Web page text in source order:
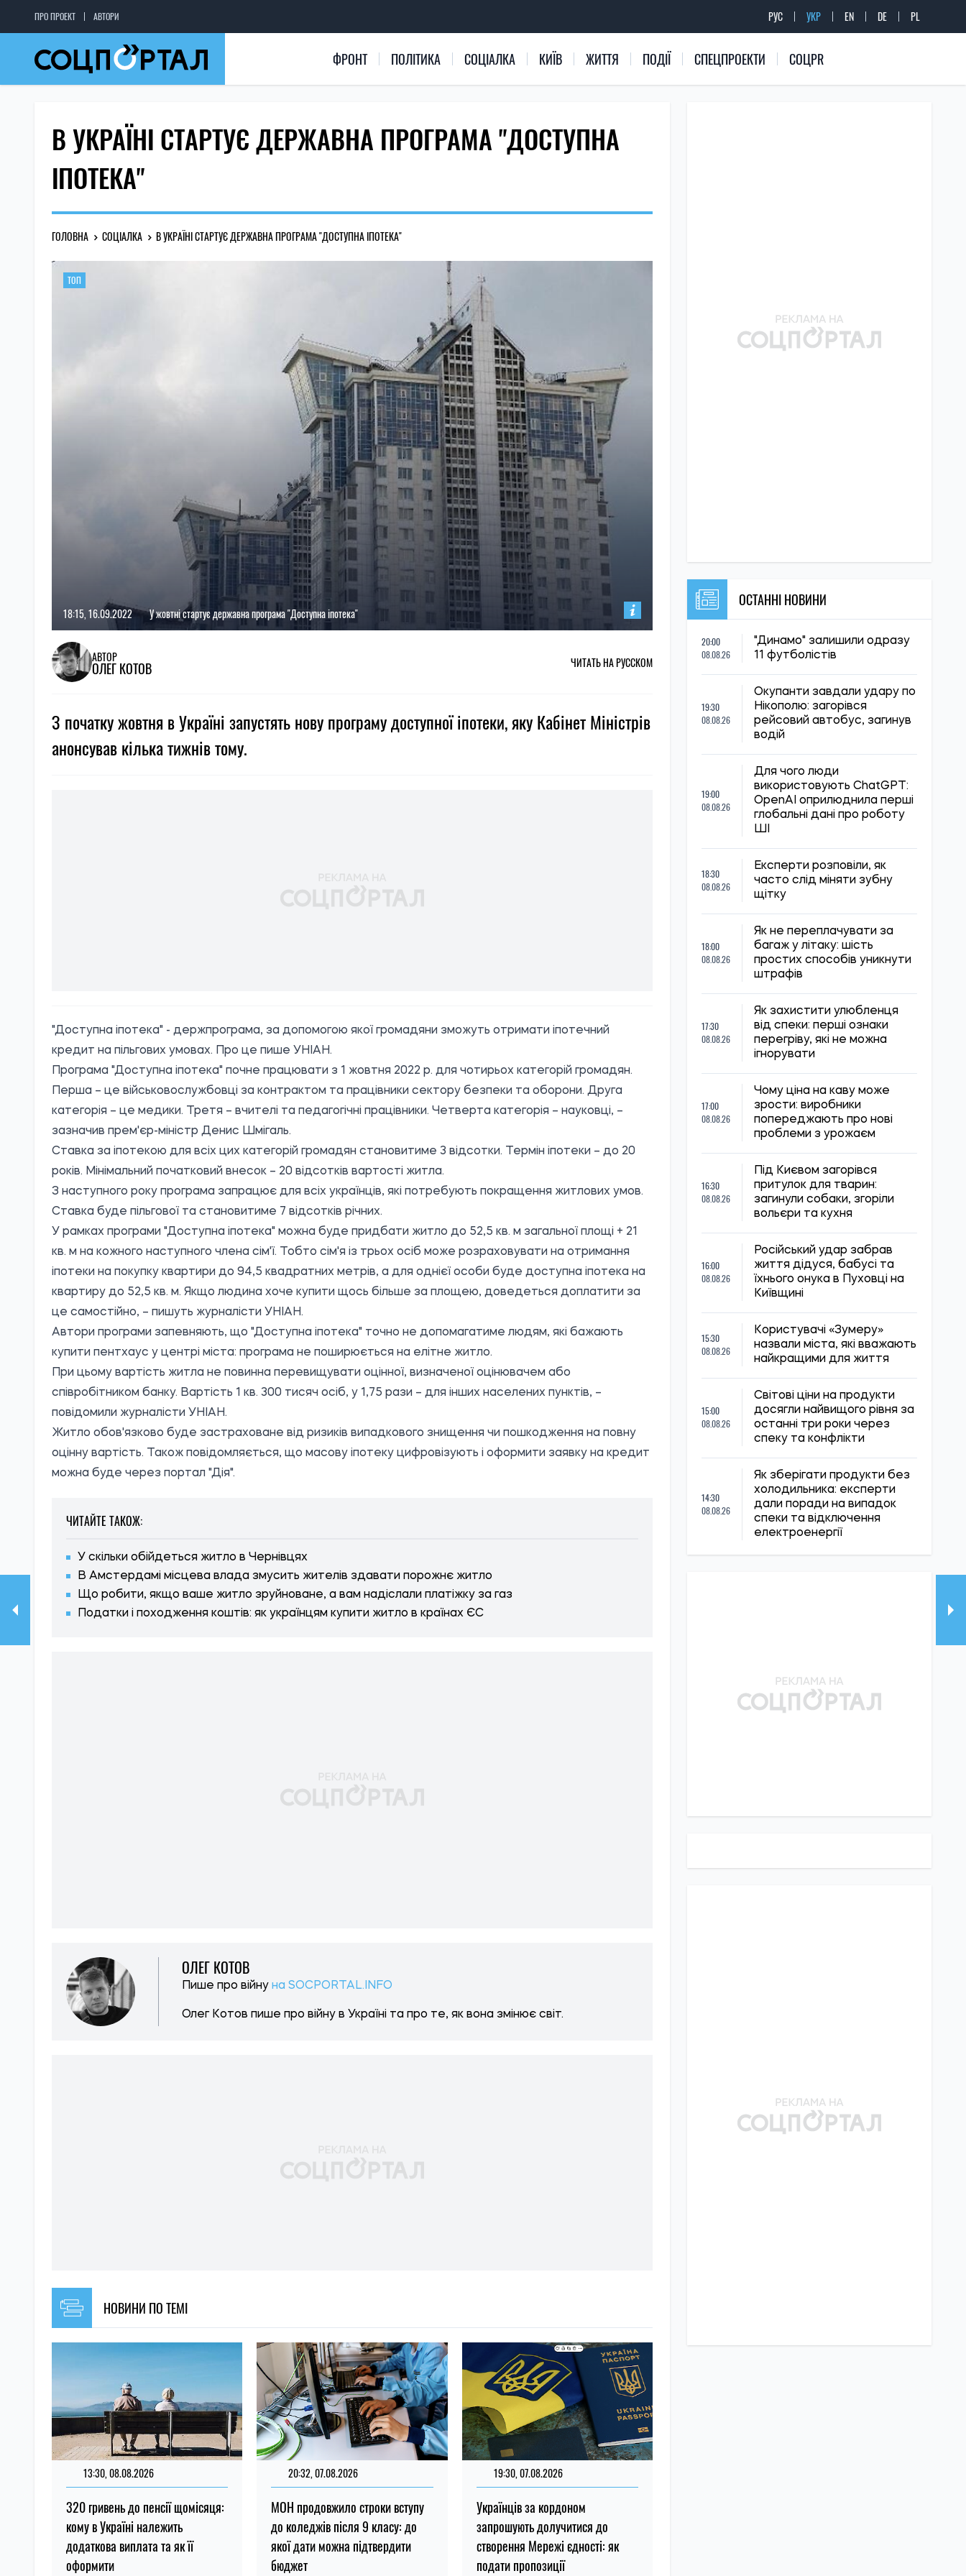
ПРО ПРОЕКТ АВТОРИ РУС УКР EN DE PL
ФРОНТ ПОЛІТИКА СОЦІАЛКА КИЇВ ЖИТТЯ ПОДІЇ СПЕЦПРОЕКТИ СОЦPR
В УКРАЇНІ СТАРТУЄ ДЕРЖАВНА ПРОГРАМА "ДОСТУПНА
ІПОТЕКА"
ГОЛОВНА СОЦІАЛКА В УКРАЇНІ СТАРТУЄ ДЕРЖАВНА ПРОГРАМА "ДОСТУПНА ІПОТЕКА"
ТОП
18:15, 16.09.2022 У жовтні стартує державна програма "Доступна іпотека"
АВТОР
ОЛЕГ КОТОВ ЧИТАТЬ НА РУССКОМ
З початку жовтня в Україні запустять нову програму доступної іпотеки, яку Кабінет Міністрів
анонсував кілька тижнів тому.
"Доступна іпотека" - держпрограма, за допомогою якої громадяни зможуть отримати іпотечний
кредит на пільгових умовах. Про це пише УНІАН.
Програма "Доступна іпотека" почне працювати з 1 жовтня 2022 р. для чотирьох категорій громадян.
Перша – це військовослужбовці за контрактом та працівники сектору безпеки та оборони. Друга
категорія – це медики. Третя – вчителі та педагогічні працівники. Четверта категорія – науковці, –
зазначив прем'єр-міністр Денис Шмігаль.
Ставка за іпотекою для всіх цих категорій громадян становитиме 3 відсотки. Термін іпотеки – до 20
років. Мінімальний початковий внесок – 20 відсотків вартості житла.
З наступного року програма запрацює для всіх українців, які потребують покращення житлових умов.
Ставка буде пільгової та становитиме 7 відсотків річних.
У рамках програми "Доступна іпотека" можна буде придбати житло до 52,5 кв. м загальної площі + 21
кв. м на кожного наступного члена сім'ї. Тобто сім'я із трьох осіб може розраховувати на отримання
іпотеки на покупку квартири до 94,5 квадратних метрів, а для однієї особи буде доступна іпотека на
квартиру до 52,5 кв. м. Якщо людина хоче купити щось більше за площею, доведеться доплатити за
це самостійно, – пишуть журналісти УНІАН.
Автори програми запевняють, що "Доступна іпотека" точно не допомагатиме людям, які бажають
купити пентхаус у центрі міста: програма не поширюється на елітне житло.
При цьому вартість житла не повинна перевищувати оцінної, визначеної оцінювачем або
співробітником банку. Вартість 1 кв. 300 тисяч осіб, у 1,75 рази – для інших населених пунктів, –
повідомили журналісти УНІАН.
Житло обов'язково буде застраховане від ризиків випадкового знищення чи пошкодження на повну
оцінну вартість. Також повідомляється, що масову іпотеку цифровізують і оформити заявку на кредит
можна буде через портал "Дія".
ЧИТАЙТЕ ТАКОЖ:
У скільки обійдеться житло в Чернівцях
В Амстердамі місцева влада змусить жителів здавати порожнє житло
Що робити, якщо ваше житло зруйноване, а вам надіслали платіжку за газ
Податки і походження коштів: як українцям купити житло в країнах ЄС
ОЛЕГ КОТОВ
Пише про війну на SOCPORTAL.INFO
Олег Котов пише про війну в Україні та про те, як вона змінює світ.
НОВИНИ ПО ТЕМІ
13:30, 08.08.2026
320 гривень до пенсії щомісяця:
кому в Україні належить
додаткова виплата та як її
оформити
20:32, 07.08.2026
МОН продовжило строки вступу
до коледжів після 9 класу: до
якої дати можна підтвердити
бюджет
19:30, 07.08.2026
Українців за кордоном
запрошують долучитися до
створення Мережі єдності: як
подати пропозиції
ОСТАННІ НОВИНИ
20:00
08.08.26
"Динамо" залишили одразу
11 футболістів
19:30
08.08.26
Окупанти завдали удару по
Нікополю: загорівся
рейсовий автобус, загинув
водій
19:00
08.08.26
Для чого люди
використовують ChatGPT:
OpenAI оприлюднила перші
глобальні дані про роботу
ШІ
18:30
08.08.26
Експерти розповіли, як
часто слід міняти зубну
щітку
18:00
08.08.26
Як не переплачувати за
багаж у літаку: шість
простих способів уникнути
штрафів
17:30
08.08.26
Як захистити улюбленця
від спеки: перші ознаки
перегріву, які не можна
ігнорувати
17:00
08.08.26
Чому ціна на каву може
зрости: виробники
попереджають про нові
проблеми з урожаєм
16:30
08.08.26
Під Києвом загорівся
притулок для тварин:
загинули собаки, згоріли
вольєри та кухня
16:00
08.08.26
Російський удар забрав
життя дідуся, бабусі та
їхнього онука в Пуховці на
Київщині
15:30
08.08.26
Користувачі «Зумеру»
назвали міста, які вважають
найкращими для життя
15:00
08.08.26
Світові ціни на продукти
досягли найвищого рівня за
останні три роки через
спеку та конфлікти
14:30
08.08.26
Як зберігати продукти без
холодильника: експерти
дали поради на випадок
спеки та відключення
електроенергії